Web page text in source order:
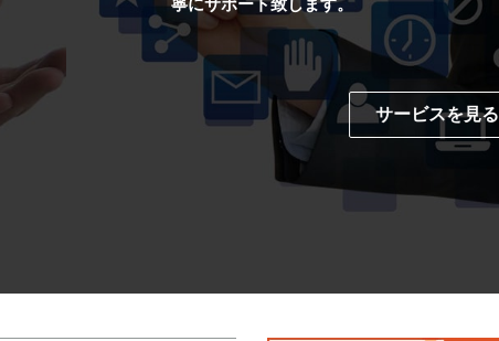
寧にサポート致します。
サービスを見る